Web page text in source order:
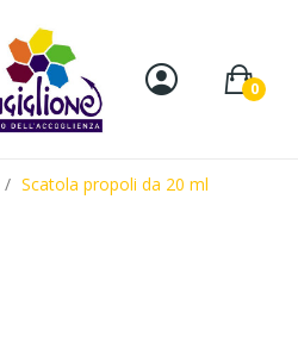
0
Scatola propoli da 20 ml